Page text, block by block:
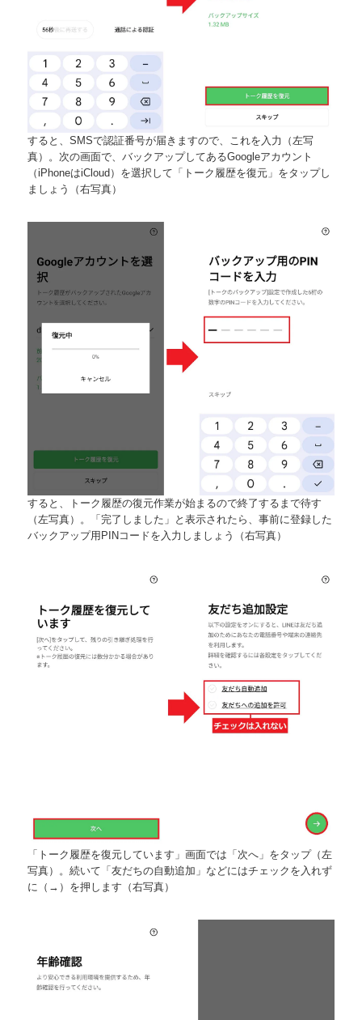
すると、SMSで認証番号が届きますので、これを入力（左写
真）。次の画面で、バックアップしてあるGoogleアカウント
（iPhoneはiCloud）を選択して「トーク履歴を復元」をタップし
ましょう（右写真）
すると、トーク履歴の復元作業が始まるので終了するまで待す
（左写真）。「完了しました」と表示されたら、事前に登録した
バックアップ用PINコードを入力しましょう（右写真）
「トーク履歴を復元しています」画面では「次へ」をタップ（左
写真）。続いて「友だちの自動追加」などにはチェックを入れず
に（→）を押します（右写真）